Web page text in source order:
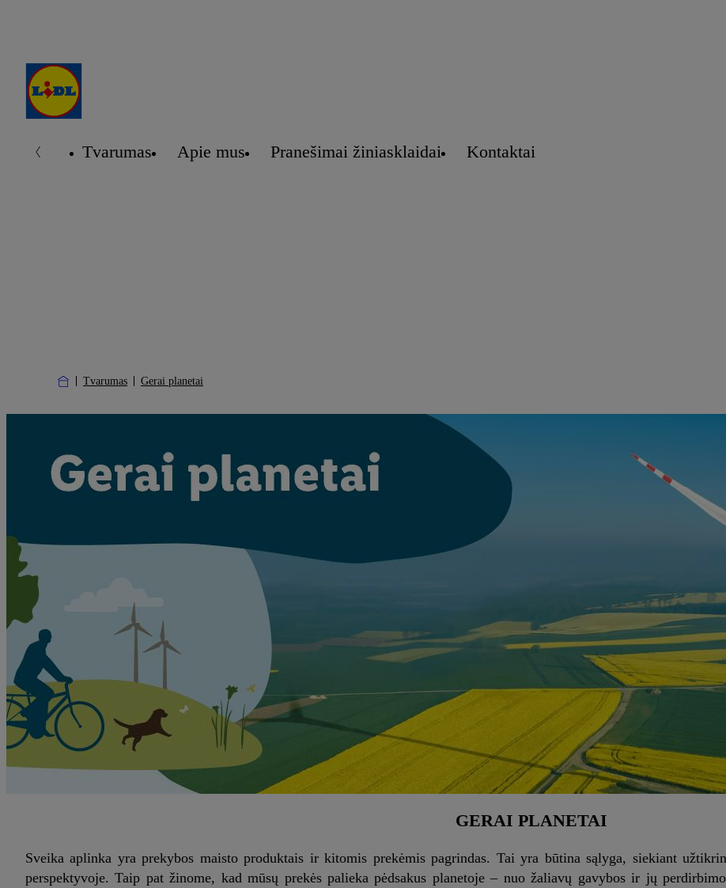
Tvarumas Apie mus Pranešimai žiniasklaidai Kontaktai
Tvarumas Gerai planetai
GERAI PLANETAI
Sveika aplinka yra prekybos maisto produktais ir kitomis prekėmis pagrindas. Tai yra būtina sąlyga, siekiant
perspektyvoje. Taip pat žinome, kad mūsų prekės palieka pėdsakus planetoje – nuo ​​žaliavų gavybos ir jų